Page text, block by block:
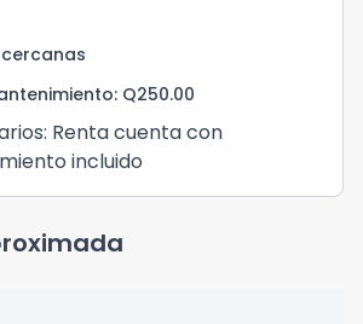
: Q250.00
: Renta cuenta con
incluido